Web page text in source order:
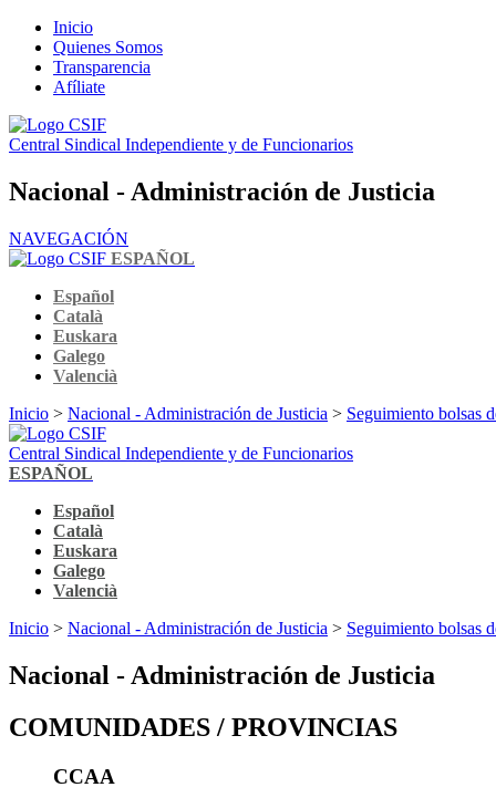
Inicio
Quienes Somos
Transparencia
Afíliate
Central Sindical Independiente y de Funcionarios
Nacional - Administración de Justicia
NAVEGACIÓN
ESPAÑOL
Español
Català
Euskara
Galego
Valencià
Inicio > Nacional - Administración de Justicia > Seguimiento bolsas
Central Sindical Independiente y de Funcionarios
ESPAÑOL
Español
Català
Euskara
Galego
Valencià
Inicio > Nacional - Administración de Justicia > Seguimiento bolsas
Nacional - Administración de Justicia
COMUNIDADES / PROVINCIAS
CCAA